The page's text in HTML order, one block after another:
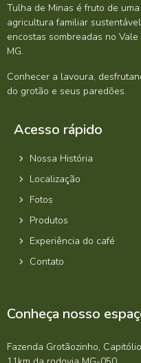
Tulha de Minas é fruto de
agricultura familiar
encostas sombreadas no
MG.
Conhecer a lavoura,
do grotão e seus paredões.
Acesso rápido
Nossa História
Localização
Fotos
Produtos
Experiência do café
Contato
Conheça nosso
Fazenda Grotãozinho,